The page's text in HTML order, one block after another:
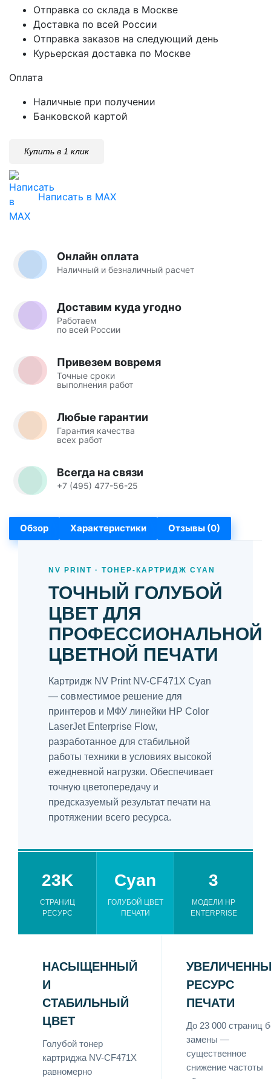
Отправка со склада в Москве
Доставка по всей России
Отправка заказов на следующий день
Курьерская доставка по Москве
Оплата
Наличные при получении
Банковской картой
Купить в 1 клик
Написать в MAX
Онлайн оплата
Наличный и безналичный расчет
Доставим куда угодно
Работаем
по всей России
Привезем вовремя
Точные сроки
выполнения работ
Любые гарантии
Гарантия качества
всех работ
Всегда на связи
+7 (495) 477-56-25
Обзор Характеристики Отзывы (0)
NV PRINT · ТОНЕР-КАРТРИДЖ CYAN
ТОЧНЫЙ ГОЛУБОЙ
ЦВЕТ ДЛЯ
ПРОФЕССИОНАЛЬНОЙ
ЦВЕТНОЙ ПЕЧАТИ
Картридж NV Print NV-CF471X Cyan
— совместимое решение для
принтеров и МФУ линейки HP Color
LaserJet Enterprise Flow,
разработанное для стабильной
работы техники в условиях высокой
ежедневной нагрузки. Обеспечивает
точную цветопередачу и
предсказуемый результат печати на
протяжении всего ресурса.
23K
СТРАНИЦ
РЕСУРС
Cyan
ГОЛУБОЙ ЦВЕТ
ПЕЧАТИ
3
МОДЕЛИ HP
ENTERPRISE
НАСЫЩЕННЫЙ
И
СТАБИЛЬНЫЙ
ЦВЕТ
Голубой тонер
картриджа NV-CF471X
равномерно
РЕСУРС
ПЕЧАТИ
До 23 000 страниц
замены —
существенное
снижение частоты